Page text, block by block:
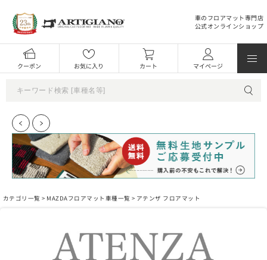
車のフロアマット専門店
公式オンラインショップ
クーポン お気に入り カート マイページ
カテゴリ一覧 > MAZDAフロアマット車種一覧 > アテンザ フロアマット